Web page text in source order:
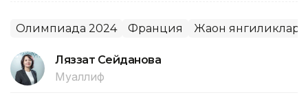
Олимпиада 2024 Франция Жаҳон янгиликлари
Ляззат Сейданова
Муаллиф